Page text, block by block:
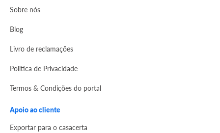
Sobre nós
Blog
Livro de reclamações
Politica de Privacidade
Termos & Condições do portal
Apoio ao cliente
Exportar para o casacerta